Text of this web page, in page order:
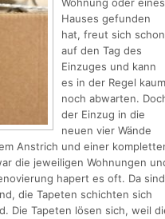
Hauses gefunden
hat, freut sich schon
auf den Tag des
Einzuges und kann
es in der Regel kaum
noch abwarten.
der Einzug in die
neuen vier Wände
Anstrich und einer
die jeweiligen Wohnungen
hapert es oft. Da sind
die Tapeten schichten sich
Die Tapeten lösen sich, weil